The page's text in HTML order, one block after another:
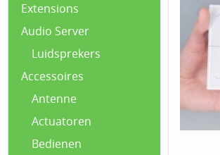
Extensions
Audio Server
Luidsprekers
Accessoires
Antenne
Actuatoren
Bedienen